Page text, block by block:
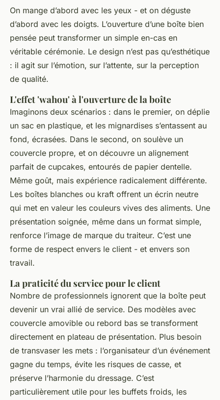
On mange d’abord avec les yeux - et on déguste
d’abord avec les doigts. L’ouverture d’une boîte bien
pensée peut transformer un simple en-cas en
véritable cérémonie. Le design n’est pas qu’esthétique
: il agit sur l’émotion, sur l’attente, sur la perception
de qualité.
L'effet 'wahou' à l'ouverture de la boîte
Imaginons deux scénarios : dans le premier, on déplie
un sac en plastique, et les mignardises s’entassent au
fond, écrasées. Dans le second, on soulève un
couvercle propre, et on découvre un alignement
parfait de cupcakes, entourés de papier dentelle.
Même goût, mais expérience radicalement différente.
Les boîtes blanches ou kraft offrent un écrin neutre
qui met en valeur les couleurs vives des aliments. Une
présentation soignée, même dans un format simple,
renforce l’image de marque du traiteur. C’est une
forme de respect envers le client - et envers son
travail.
La praticité du service pour le client
Nombre de professionnels ignorent que la boîte peut
devenir un vrai allié de service. Des modèles avec
couvercle amovible ou rebord bas se transforment
directement en plateau de présentation. Plus besoin
de transvaser les mets : l’organisateur d’un événement
gagne du temps, évite les risques de casse, et
préserve l’harmonie du dressage. C’est
particulièrement utile pour les buffets froids, les